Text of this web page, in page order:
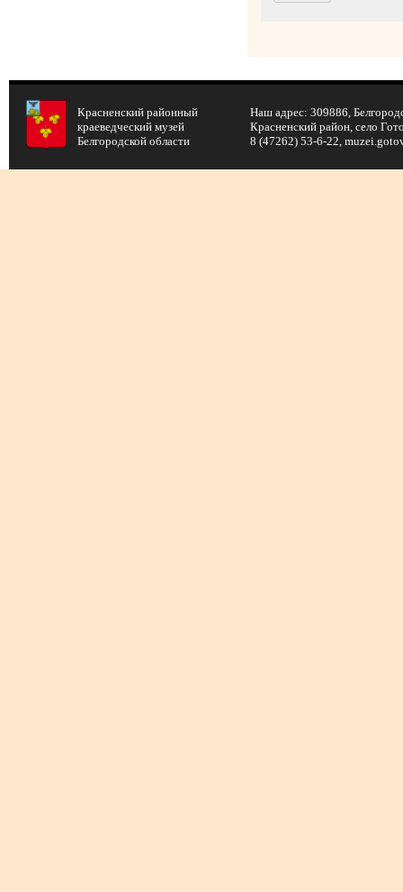
Красненский районный
краеведческий музей
Белгородской области
Наш адрес: 309886,
Красненский район, село
8 (47262) 53-6-22,